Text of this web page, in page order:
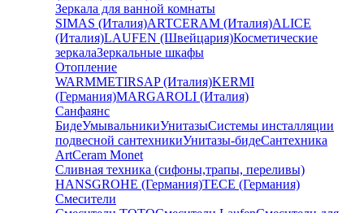
Зеркала для ванной комнаты
SIMAS (Италия)ARTCERAM (Италия)ALICE
(Италия)LAUFEN (Швейцария)Косметические
зеркалаЗеркальные шкафы
Отопление
WARMMETIRSAP (Италия)KERMI
(Германия)MARGAROLI (Италия)
Санфаянс
БидеУмывальникиУнитазыСистемы инсталляции
подвесной сантехникиУнитазы-бидеСантехника
ArtCeram Monet
Сливная техника (сифоны,трапы, переливы)
HANSGROHE (Германия)TECE (Германия)
Смесители